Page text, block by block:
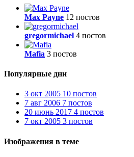
Max Payne 12 постов
gregormichael 4 постов
Mafia 3 постов
Популярные дни
3 окт 2005 10 постов
7 авг 2006 7 постов
20 июнь 2017 4 постов
7 окт 2005 3 постов
Изображения в теме